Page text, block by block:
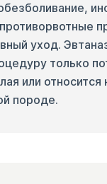
уход.
только
или относится
породе.